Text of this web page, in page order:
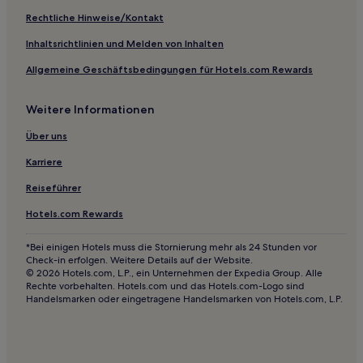
Luxus nahe Strand von Tanjungbenoa
Hotels mit Fitnessbereich in Jimbaran
Hotels mit Küchenzeile in Nusa Dua
Business in Nusa Dua
Haustierfreundliche in Nusa Dua
Familien in Nusa Dua
Günstige nahe Poppies Lane II
Strand nahe Poppies Lane II
Luxus in Denpasar
Günstige in Denpasar
Familien in Denpasar
Familien in Kuta
Rechtliche Hinweise/Kontakt
Inhaltsrichtlinien und Melden von Inhalten
Allgemeine Geschäftsbedingungen für Hotels.com Rewards
Weitere Informationen
Über uns
Karriere
Reiseführer
Hotels.com Rewards
*Bei einigen Hotels muss die Stornierung mehr als 24 Stunden vor
Check-in erfolgen. Weitere Details auf der Website.
© 2026 Hotels.com, L.P., ein Unternehmen der Expedia Group. Alle
Rechte vorbehalten. Hotels.com und das Hotels.com-Logo sind
Handelsmarken oder eingetragene Handelsmarken von Hotels.com, L.P.